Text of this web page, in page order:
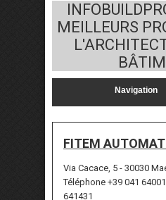
MEILLEURS
FITEM
Via Cacace, 5 - 30030
Téléphone +39 041
641431